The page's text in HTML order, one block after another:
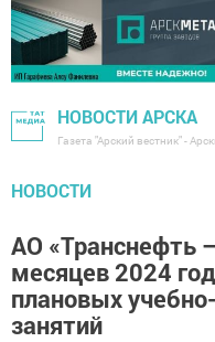
НОВОСТИ АРСКА
Газета "Арский вестник" -
НОВОСТИ
АО «Транснефть
месяцев 2024
плановых
занятий